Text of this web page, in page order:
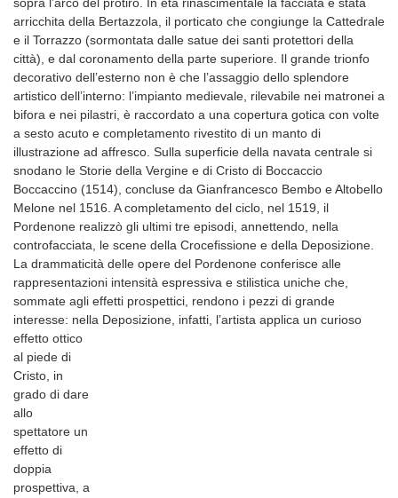
sopra l’arco del protiro. In età rinascimentale la facciata è stata
arricchita della Bertazzola, il porticato che congiunge la Cattedrale
e il Torrazzo (sormontata dalle satue dei santi protettori della
città), e dal coronamento della parte superiore. Il grande trionfo
decorativo dell’esterno non è che l’assaggio dello splendore
artistico dell’interno: l’impianto medievale, rilevabile nei matronei a
bifora e nei pilastri, è raccordato a una copertura gotica con volte
a sesto acuto e completamento rivestito di un manto di
illustrazione ad affresco. Sulla superficie della navata centrale si
snodano le Storie della Vergine e di Cristo di Boccaccio
Boccaccino (1514), concluse da Gianfrancesco Bembo e Altobello
Melone nel 1516. A completamento del ciclo, nel 1519, il
Pordenone realizzò gli ultimi tre episodi, annettendo, nella
controfacciata, le scene della Crocefissione e della Deposizione.
La drammaticità delle opere del Pordenone conferisce alle
rappresentazioni intensità espressiva e stilistica uniche che,
sommate agli effetti prospettici, rendono i pezzi di grande
interesse: nella Deposizione, infatti, l’artista applica un curioso
effetto ottico
al piede di
Cristo, in
grado di dare
allo
spettatore un
effetto di
doppia
prospettiva, a